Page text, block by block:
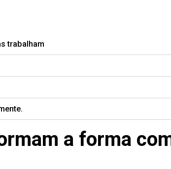
trabalham
a forma